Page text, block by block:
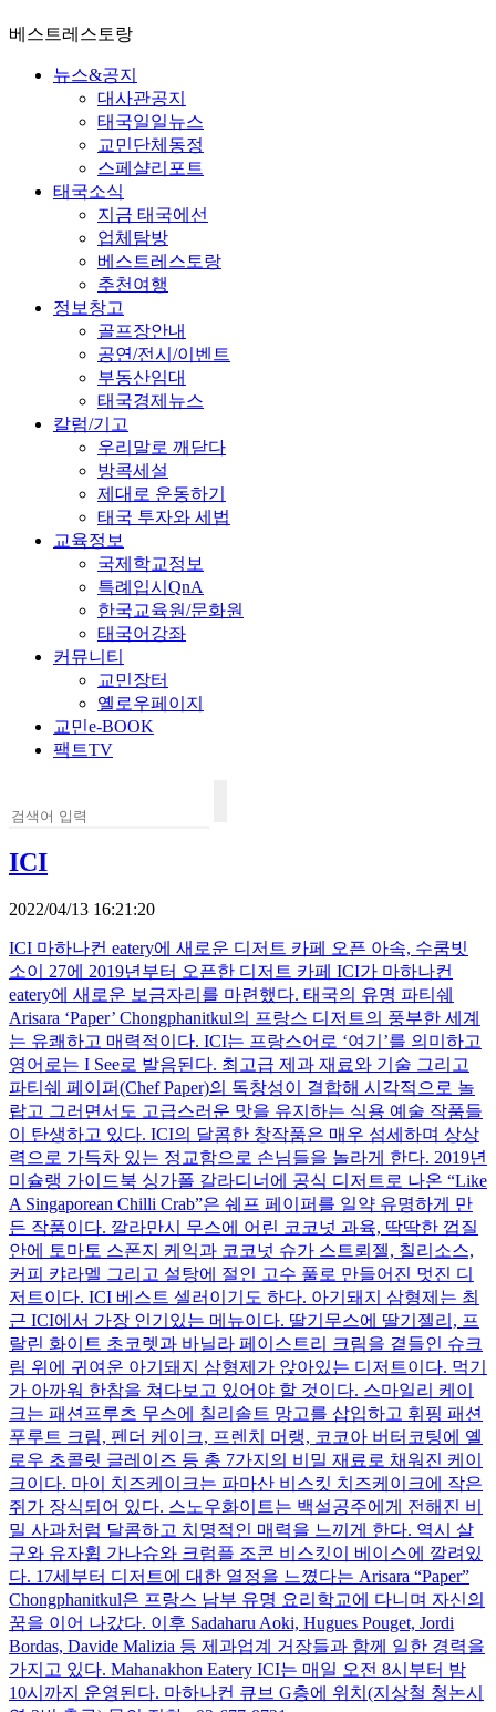
베스트레스토랑
뉴스&공지
대사관공지
태국일일뉴스
교민단체동정
스페샬리포트
태국소식
지금 태국에선
업체탐방
베스트레스토랑
추천여행
정보창고
골프장안내
공연/전시/이벤트
부동산임대
태국경제뉴스
칼럼/기고
우리말로 깨닫다
방콕세설
제대로 운동하기
태국 투자와 세법
교육정보
국제학교정보
특례입시QnA
한국교육원/문화원
태국어강좌
커뮤니티
교민장터
옐로우페이지
교민e-BOOK
팩트TV
ICI
2022/04/13 16:21:20
ICI 마하나컨 eatery에 새로운 디저트 카페 오픈 아속, 수쿰빗
소이 27에 2019년부터 오픈한 디저트 카페 ICI가 마하나컨
eatery에 새로운 보금자리를 마련했다. 태국의 유명 파티쉐
Arisara ‘Paper’ Chongphanitkul의 프랑스 디저트의 풍부한 세계
는 유쾌하고 매력적이다. ICI는 프랑스어로 ‘여기’를 의미하고
영어로는 I See로 발음된다. 최고급 제과 재료와 기술 그리고
파티쉐 페이퍼(Chef Paper)의 독창성이 결합해 시각적으로 놀
랍고 그러면서도 고급스러운 맛을 유지하는 식용 예술 작품들
이 탄생하고 있다. ICI의 달콤한 창작품은 매우 섬세하며 상상
력으로 가득차 있는 정교함으로 손님들을 놀라게 한다. 2019년
미슐랭 가이드북 싱가폴 갈라디너에 공식 디저트로 나온 “Like
A Singaporean Chilli Crab”은 쉐프 페이퍼를 일약 유명하게 만
든 작품이다. 깔라만시 무스에 어린 코코넛 과육, 딱딱한 껍질
안에 토마토 스폰지 케익과 코코넛 슈가 스트뢰젤, 칠리소스,
커피 캬라멜 그리고 설탕에 절인 고수 풀로 만들어진 멋진 디
저트이다. ICI 베스트 셀러이기도 하다. 아기돼지 삼형제는 최
근 ICI에서 가장 인기있는 메뉴이다. 딸기무스에 딸기젤리, 프
랄린 화이트 초코렛과 바닐라 페이스트리 크림을 곁들인 슈크
림 위에 귀여운 아기돼지 삼형제가 앉아있는 디저트이다. 먹기
가 아까워 한참을 쳐다보고 있어야 할 것이다. 스마일리 케이
크는 패션프루츠 무스에 칠리솔트 망고를 삽입하고 휘핑 패션
푸루트 크림, 펜더 케이크, 프렌치 머랭, 코코아 버터코팅에 옐
로우 초콜릿 글레이즈 등 총 7가지의 비밀 재료로 채워진 케이
크이다. 마이 치즈케이크는 파마산 비스킷 치즈케이크에 작은
쥐가 장식되어 있다. 스노우화이트는 백설공주에게 전해진 비
밀 사과처럼 달콤하고 치명적인 매력을 느끼게 한다. 역시 살
구와 유자휩 가나슈와 크럼플 조콘 비스킷이 베이스에 깔려있
다. 17세부터 디저트에 대한 열정을 느꼈다는 Arisara “Paper”
Chongphanitkul은 프랑스 남부 유명 요리학교에 다니며 자신의
꿈을 이어 나갔다. 이후 Sadaharu Aoki, Hugues Pouget, Jordi
Bordas, Davide Malizia 등 제과업계 거장들과 함께 일한 경력을
가지고 있다. Mahanakhon Eatery ICI는 매일 오전 8시부터 밤
10시까지 운영된다. 마하나컨 큐브 G층에 위치(지상철 청논시